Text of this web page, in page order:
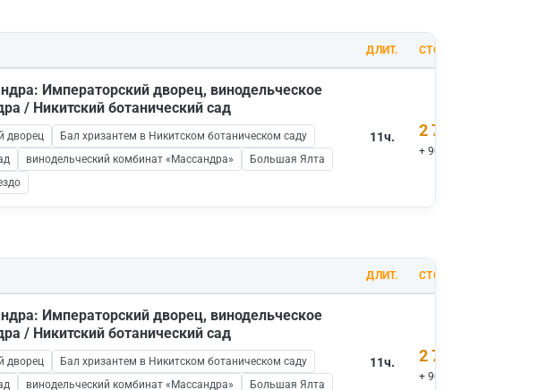
ДЛИТ. СТОИМОСТЬ
Императорский дворец, винодельческое
/ Никитский ботанический сад
дворец
Бал хризантем в Никитском ботаническом саду
винодельческий комбинат «Массандра»
Большая Ялта
11ч. 2 700 ₽
+ 900 ₽ вх.билеты
ДЛИТ. СТОИМОСТЬ
Императорский дворец, винодельческое
/ Никитский ботанический сад
дворец
Бал хризантем в Никитском ботаническом саду
винодельческий комбинат «Массандра»
Большая Ялта
11ч. 2 700 ₽
+ 900 ₽ вх.билеты